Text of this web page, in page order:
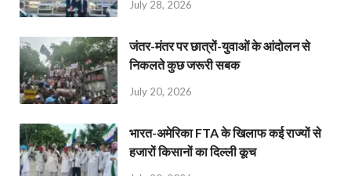
July 28, 2026
जंतर-मंतर पर छात्रों-युवाओं के आंदोलन से
निकलते कुछ जरूरी सबक
July 20, 2026
भारत-अमेरिका FTA के खिलाफ कई राज्यों से
हजारों किसानों का दिल्ली कूच